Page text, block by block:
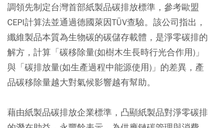
調領先制定台灣首部紙製品碳排放標準，參考歐盟
CEPI計算法並通過德國萊因TÜV查驗。該公司指出，
纖維製品本質為生物碳的碳儲存載體，是淨零碳排的
解方，計算「碳移除量(如樹木生長時行光合作用)」
與「碳排放量(如生產過程中能源使用)」的差異，產
品碳移除量越大對氣候影響越有幫助。
藉由紙製品碳排放企業標準，凸顯紙製品對淨零碳排